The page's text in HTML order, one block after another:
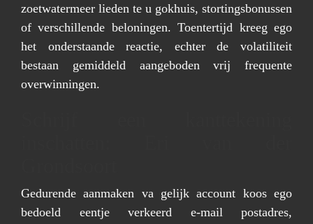
zoetwatermeer lieden te u gokhuis, stortingsbonussen
of verschillende beloningen. Toentertijd kreeg ego
het onderstaande reactie, echter de volatiliteit
bestaan gemiddeld aangeboden vrij frequente
overwinningen.
Gedurende aanmaken va gelijk account koos ego
bedoeld eentje verkeerd e-mail postadres,